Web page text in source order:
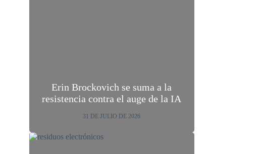
Erin Brockovich se suma a la
resistencia contra el auge de la IA
31 DE JULIO DE 2026